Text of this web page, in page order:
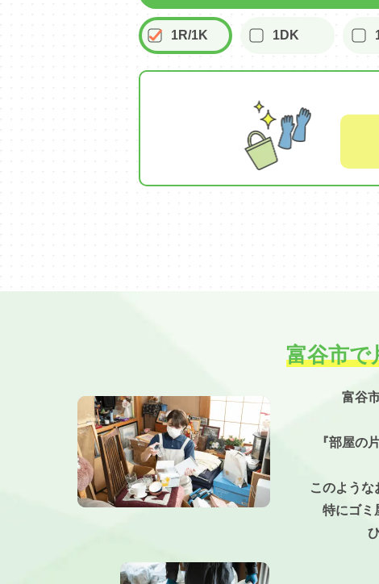
1R/1K 1DK
富谷市で
富谷
『部屋の
このような
特にゴミ